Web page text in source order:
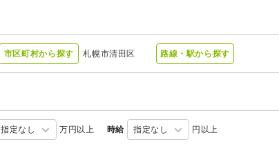
市区町村から探す 札幌市清田区 路線・駅から探す
指定なし 万円以上 時給 指定なし 円以上